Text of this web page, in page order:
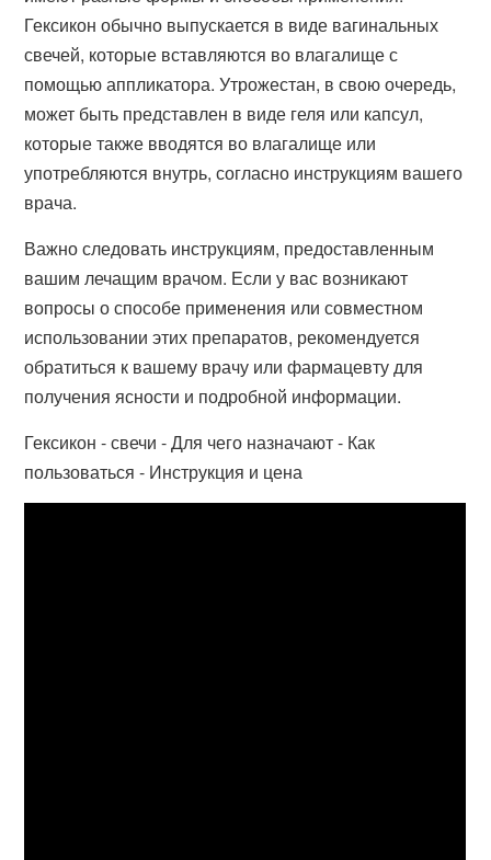
Гексикон обычно выпускается в виде вагинальных
свечей, которые вставляются во влагалище с
помощью аппликатора. Утрожестан, в свою очередь,
может быть представлен в виде геля или капсул,
которые также вводятся во влагалище или
употребляются внутрь, согласно инструкциям вашего
врача.
Важно следовать инструкциям, предоставленным
вашим лечащим врачом. Если у вас возникают
вопросы о способе применения или совместном
использовании этих препаратов, рекомендуется
обратиться к вашему врачу или фармацевту для
получения ясности и подробной информации.
Гексикон - свечи - Для чего назначают - Как
пользоваться - Инструкция и цена